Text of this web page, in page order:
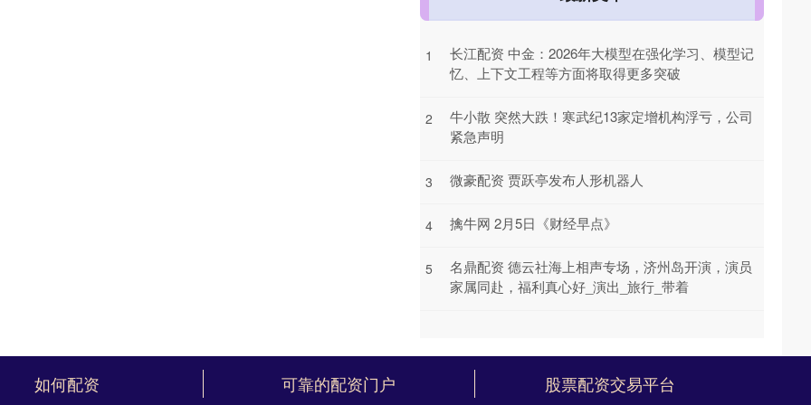
1
长江配资 中金：2026年大模型在强化学习、模型记
忆、上下文工程等方面将取得更多突破
2
牛小散 突然大跌！寒武纪13家定增机构浮亏，公司
紧急声明
3 微豪配资 贾跃亭发布人形机器人
4 擒牛网 2月5日《财经早点》
5
名鼎配资 德云社海上相声专场，济州岛开演，演员
家属同赴，福利真心好_演出_旅行_带着
如何配资 可靠的配资门户 股票配资交易平台